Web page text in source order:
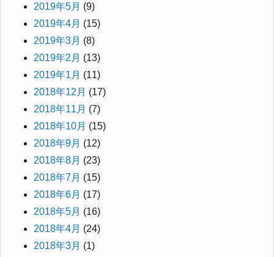
2019年5月 (9)
2019年4月 (15)
2019年3月 (8)
2019年2月 (13)
2019年1月 (11)
2018年12月 (17)
2018年11月 (7)
2018年10月 (15)
2018年9月 (12)
2018年8月 (23)
2018年7月 (15)
2018年6月 (17)
2018年5月 (16)
2018年4月 (24)
2018年3月 (1)